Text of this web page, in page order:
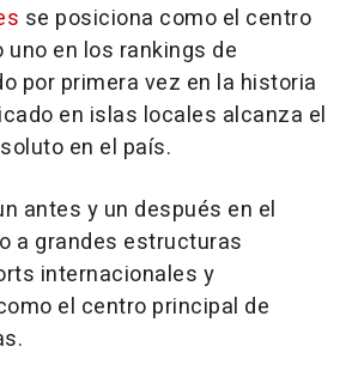
se posiciona como el centro
uno en los rankings de
por primera vez en la historia
en islas locales alcanza el
en el país.
antes y un después en el
a grandes estructuras
internacionales y
el centro principal de